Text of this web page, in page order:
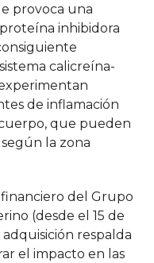
provoca una
inhibidora
calicreína-
de inflamación
que pueden
la zona
del Grupo
(desde el 15 de
adquisición respalda
el impacto en las